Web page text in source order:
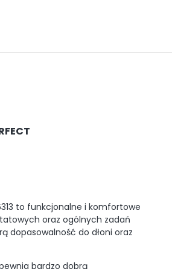
to funkcjonalne i komfortowe
oraz ogólnych zadań
dopasowalność do dłoni oraz
bardzo dobrą